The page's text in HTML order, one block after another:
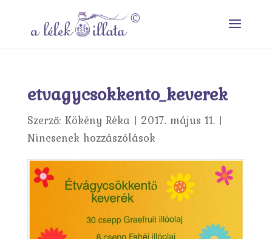
etvagycsokkento_keverek
Szerző: Kökény Réka | 2017. május 11.|
Nincsenek hozzászólások